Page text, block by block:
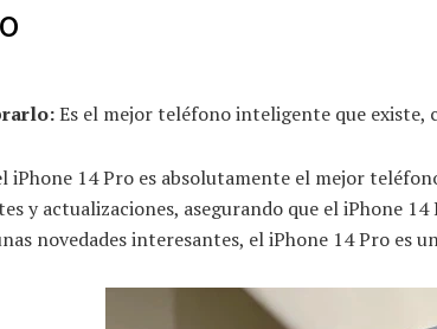
Es el mejor teléfono inteligente que
iPhone 14 Pro es absolutamente el mejor
y actualizaciones, asegurando que el iPhone
novedades interesantes, el iPhone 14 Pro es